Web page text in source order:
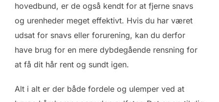
hovedbund, er de også kendt for at fjerne snavs
og urenheder meget effektivt. Hvis du har været
udsat for snavs eller forurening, kan du derfor
have brug for en mere dybdegående rensning for
at få dit hår rent og sundt igen.
Alt i alt er der både fordele og ulemper ved at